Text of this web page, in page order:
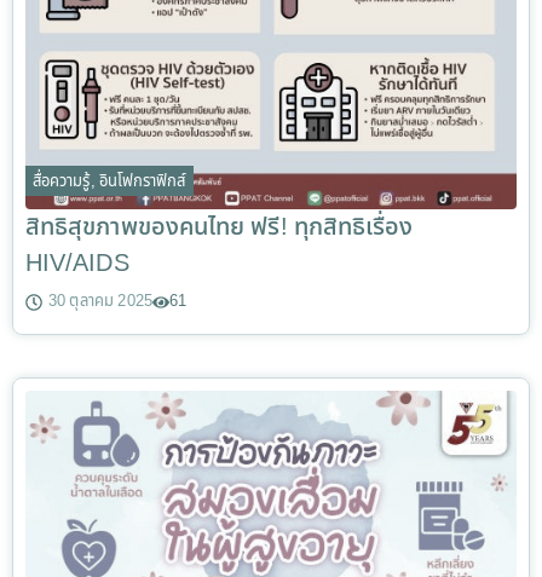
สื่อความรู้, อินโฟกราฟิกส์
สิทธิสุขภาพของคนไทย ฟรี! ทุกสิทธิเรื่อง
HIV/AIDS
30 ตุลาคม 2025 61